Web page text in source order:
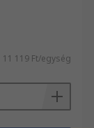
11 119 Ft/egység